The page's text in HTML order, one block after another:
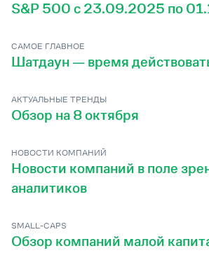
S&P 500 c 23.09.2025 по
САМОЕ ГЛАВНОЕ
Шатдаун — время
АКТУАЛЬНЫЕ ТРЕНДЫ
Обзор на 8 октября
НОВОСТИ КОМПАНИЙ
Новости компаний в поле
аналитиков
SMALL-CAPS
Обзор компаний малой